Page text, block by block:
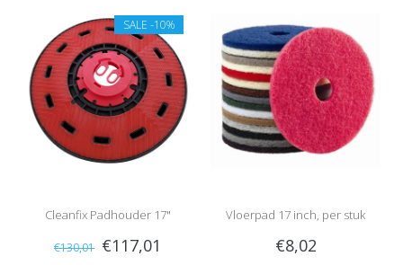
SALE -10%
Cleanfix Padhouder 17"
€130,01 €117,01
Vloerpad 17 inch, per stuk
€8,02